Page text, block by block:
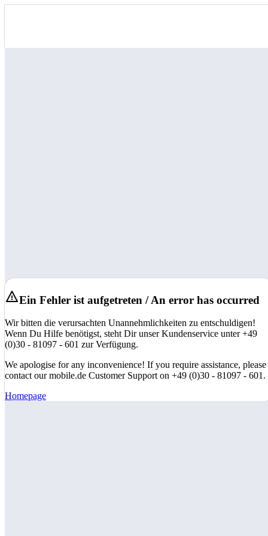
Ein Fehler ist aufgetreten / An error has occurred
Wir bitten die verursachten Unannehmlichkeiten zu entschuldigen!
Wenn Du Hilfe benötigst, steht Dir unser Kundenservice unter +49
(0)30 - 81097 - 601 zur Verfügung.
We apologise for any inconvenience! If you require assistance, please
contact our mobile.de Customer Support on +49 (0)30 - 81097 - 601.
Homepage